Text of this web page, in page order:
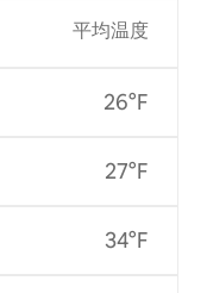
平均温度
26°F
27°F
34°F